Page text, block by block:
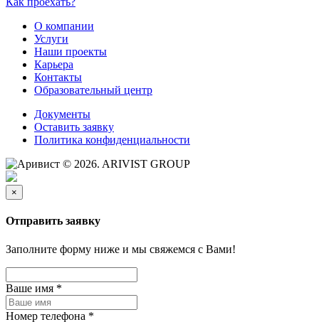
О компании
Услуги
Наши проекты
Карьера
Контакты
Образовательный центр
Документы
Оставить заявку
Политика конфиденциальности
© 2026. ARIVIST GROUP
×
Отправить заявку
Заполните форму ниже и мы свяжемся с Вами!
Ваше имя *
Номер телефона *